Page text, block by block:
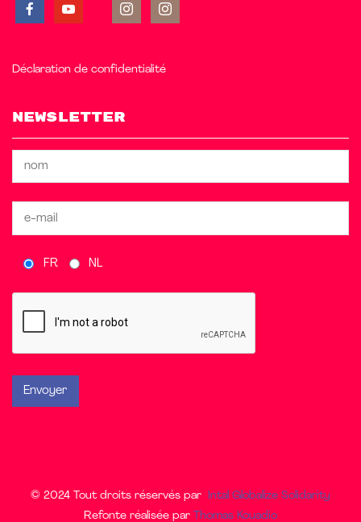
Déclaration de confidentialité
Newsletter
FR NL
© 2024 Tout droits réservés par
Intal Globalize Solidarity
Refonte réalisée par
Thomas Kouadio